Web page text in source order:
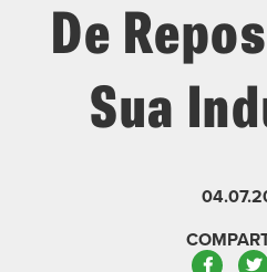
De
Sua